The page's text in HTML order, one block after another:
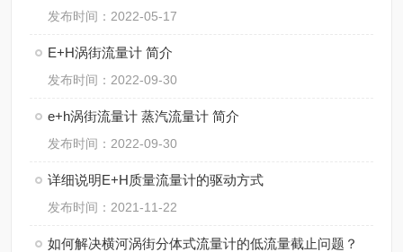
发布时间：2022-05-17
E+H涡街流量计 简介
发布时间：2022-09-30
e+h涡街流量计 蒸汽流量计 简介
发布时间：2022-09-30
详细说明E+H质量流量计的驱动方式
发布时间：2021-11-22
如何解决横河涡街分体式流量计的低流量截止问题？